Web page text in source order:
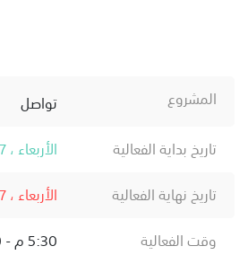
المشروع
تواصل
تاريخ بداية الفعالية
الأربعاء ، 17 ديسمبر ، 2025
تاريخ نهاية الفعالية
الأربعاء ، 17 ديسمبر ، 2025
وقت الفعالية
5:30 م - 8:30 م